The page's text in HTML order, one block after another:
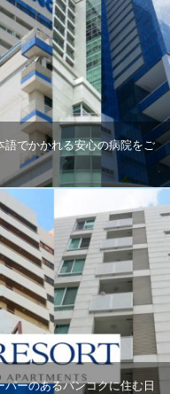
でかかれる安心の病院をご
ーのあるバンコクに住む日